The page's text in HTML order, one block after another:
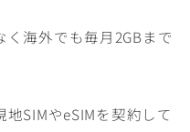
海外でも毎月2GBまで
SIMやeSIMを契約して